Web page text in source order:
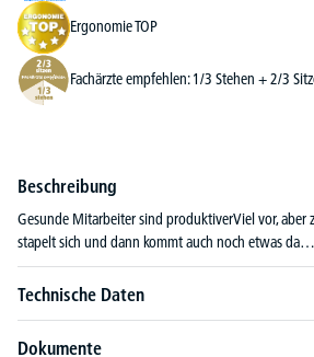
Ergonomie TOP
Fachärzte empfehlen: 1/3 Stehen + 2/3
Beschreibung
Gesunde Mitarbeiter sind produktiverViel vor, aber
stapelt sich und dann kommt auch noch etwas da…
Technische Daten
Dokumente